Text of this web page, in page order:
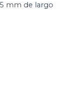
mm de largo